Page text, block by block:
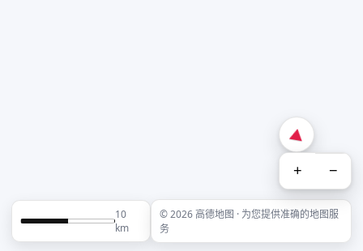
+ −
10
km
© 2026 高德地图 · 为您提供准确的地图服
务